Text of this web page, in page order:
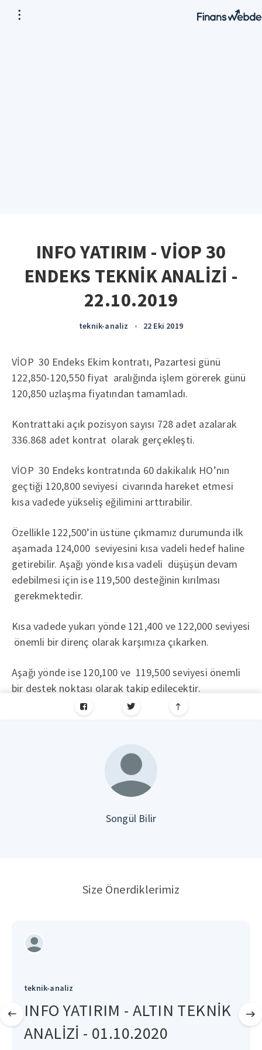
INFO YATIRIM - VİOP 30
ENDEKS TEKNİK ANALİZİ -
22.10.2019
teknik-analiz • 22 Eki 2019
VİOP 30 Endeks Ekim kontratı, Pazartesi günü
122,850-120,550 fiyat aralığında işlem görerek günü
120,850 uzlaşma fiyatından tamamladı.
Kontrattaki açık pozisyon sayısı 728 adet azalarak
336.868 adet kontrat olarak gerçekleşti.
VİOP 30 Endeks kontratında 60 dakikalık HO’nın
geçtiği 120,800 seviyesi civarında hareket etmesi
kısa vadede yükseliş eğilimini arttırabilir.
Özellikle 122,500’in üstüne çıkmamız durumunda ilk
aşamada 124,000 seviyesini kısa vadeli hedef haline
getirebilir. Aşağı yönde kısa vadeli düşüşün devam
edebilmesi için ise 119,500 desteğinin kırılması
gerekmektedir.
Kısa vadede yukarı yönde 121,400 ve 122,000 seviyesi
önemli bir direnç olarak karşımıza çıkarken.
Aşağı yönde ise 120,100 ve 119,500 seviyesi önemli
bir destek noktası olarak takip edilecektir.
Songül Bilir
Size Önerdiklerimiz
teknik-analiz
INFO YATIRIM - ALTIN TEKNİK
ANALİZİ - 01.10.2020